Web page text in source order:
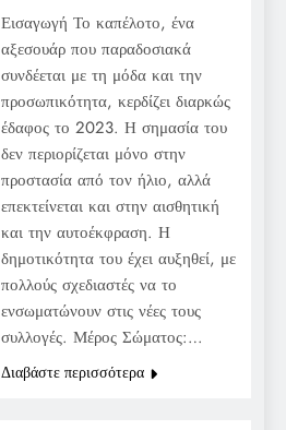
Εισαγωγή Το καπέλοτο, ένα
αξεσουάρ που παραδοσιακά
συνδέεται με τη μόδα και την
προσωπικότητα, κερδίζει διαρκώς
έδαφος το 2023. Η σημασία του
δεν περιορίζεται μόνο στην
προστασία από τον ήλιο, αλλά
επεκτείνεται και στην αισθητική
και την αυτοέκφραση. Η
δημοτικότητα του έχει αυξηθεί, με
πολλούς σχεδιαστές να το
ενσωματώνουν στις νέες τους
συλλογές. Μέρος Σώματος:…
Διαβάστε περισσότερα